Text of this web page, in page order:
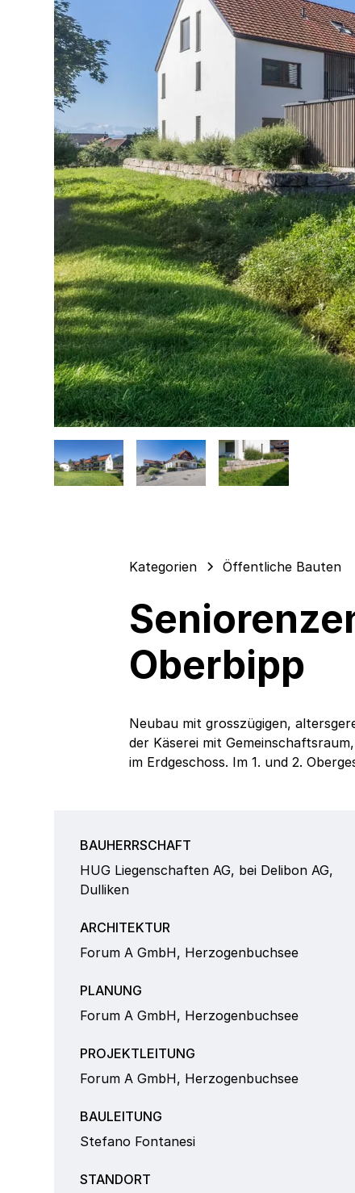
Kategorien Öffentliche Bauten
Oberbipp
Neubau mit grosszügigen,
der Käserei mit
im Erdgeschoss. Im 1. und 2.
BAUHERRSCHAFT
HUG Liegenschaften AG, bei Delibon AG,
Dulliken
ARCHITEKTUR
Forum A GmbH, Herzogenbuchsee
PLANUNG
Forum A GmbH, Herzogenbuchsee
PROJEKTLEITUNG
Forum A GmbH, Herzogenbuchsee
BAULEITUNG
Stefano Fontanesi
STANDORT